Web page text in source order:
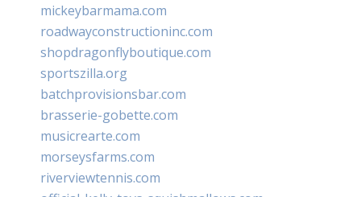
mickeybarmama.com
roadwayconstructioninc.com
shopdragonflyboutique.com
sportszilla.org
batchprovisionsbar.com
brasserie-gobette.com
musicrearte.com
morseysfarms.com
riverviewtennis.com